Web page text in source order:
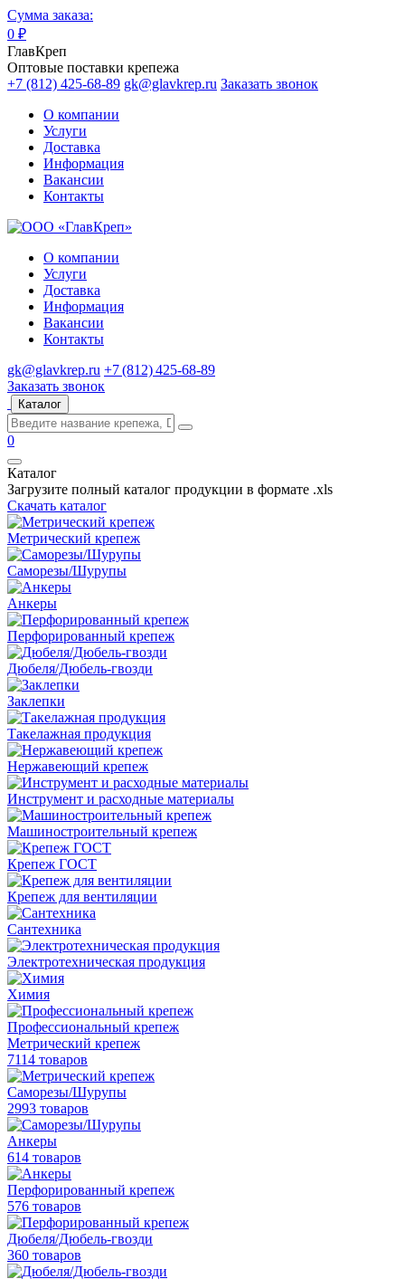
Сумма заказа:
0 ₽
ГлавКреп
Оптовые поставки крепежа
+7 (812) 425-68-89 gk@glavkrep.ru Заказать звонок
О компании
Услуги
Доставка
Информация
Вакансии
Контакты
О компании
Услуги
Доставка
Информация
Вакансии
Контакты
gk@glavkrep.ru +7 (812) 425-68-89
Заказать звонок
Каталог
0
Каталог
Загрузите полный каталог продукции в формате .xls
Скачать каталог
Метрический крепеж
Саморезы/Шурупы
Анкеры
Перфорированный крепеж
Дюбеля/Дюбель-гвозди
Заклепки
Такелажная продукция
Нержавеющий крепеж
Инструмент и расходные материалы
Машиностроительный крепеж
Крепеж ГОСТ
Крепеж для вентиляции
Сантехника
Электротехническая продукция
Химия
Профессиональный крепеж
Метрический крепеж
7114 товаров
Саморезы/Шурупы
2993 товаров
Анкеры
614 товаров
Перфорированный крепеж
576 товаров
Дюбеля/Дюбель-гвозди
360 товаров